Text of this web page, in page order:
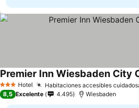
3 Estrellas
Hotel Habitaciones accesibles
Premier Inn Wiesbaden City
8,5 Excelente 4.495 Wiesbaden